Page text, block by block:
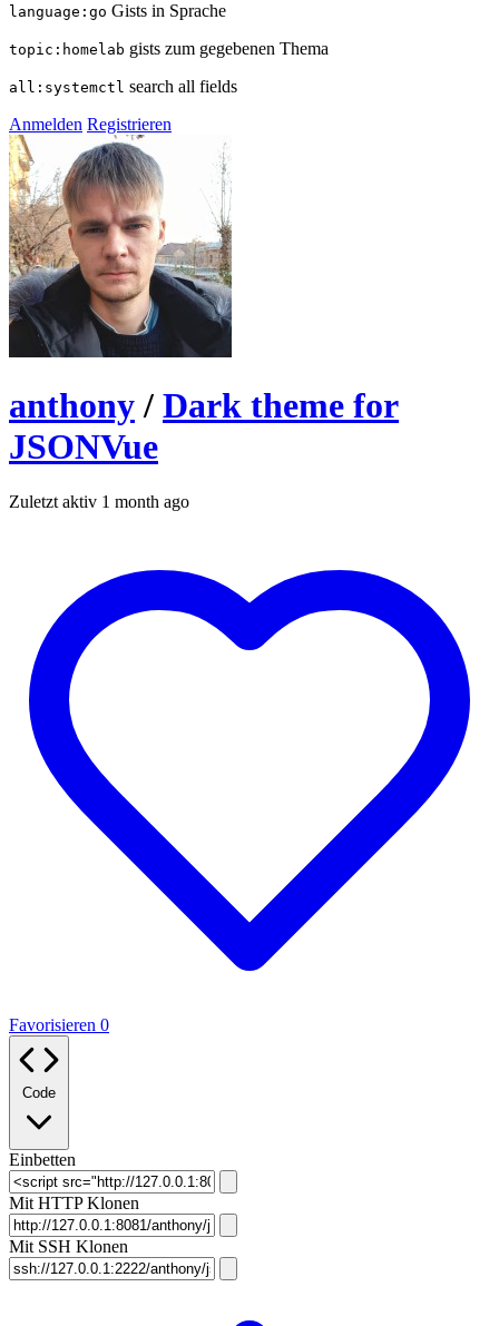
language:go Gists in Sprache
topic:homelab gists zum gegebenen Thema
all:systemctl search all fields
Anmelden Registrieren
anthony / Dark theme for
JSONVue
Zuletzt aktiv 1 month ago
Favorisieren 0
Code
Einbetten
Mit HTTP Klonen
Mit SSH Klonen